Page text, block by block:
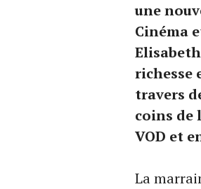
une
Cinéma
richesse
travers
coins de
VOD et
La